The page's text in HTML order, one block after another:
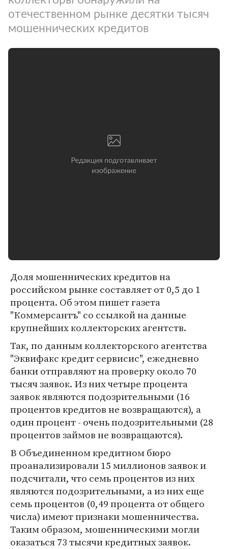
отечественном рынке десятки тысяч
мошеннических кредитов
Доля мошеннических кредитов на
российском рынке составляет от 0,5 до 1
процента. Об этом пишет газета
"Коммерсантъ" со ссылкой на данные
крупнейших коллекторских агентств.
Так, по данным коллекторского агентства
"Эквифакс кредит сервисис", ежедневно
банки отправляют на проверку около 70
тысяч заявок. Из них четыре процента
заявок являются подозрительными (16
процентов кредитов не возвращаются), а
один процент - очень подозрительными (28
процентов займов не возвращаются).
В Объединенном кредитном бюро
проанализировали 15 миллионов заявок и
подсчитали, что семь процентов из них
являются подозрительными, а из них еще
семь процентов (0,49 процента от общего
числа) имеют признаки мошенничества.
Таким образом, мошенническими могли
оказаться 73 тысячи кредитных заявок.